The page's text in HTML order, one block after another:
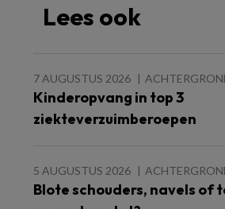
Lees ook
7 AUGUSTUS 2026
Kinderopvang in top 3
ziekteverzuimberoepen
5 AUGUSTUS 2026
Blote schouders, navels of